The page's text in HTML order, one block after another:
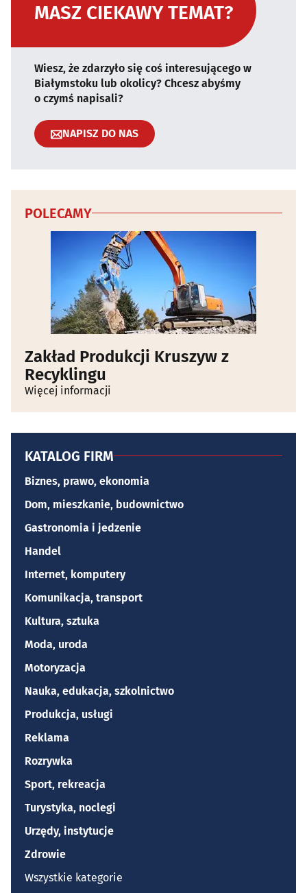
MASZ CIEKAWY TEMAT?
Wiesz, że zdarzyło się coś interesującego w
Białymstoku lub okolicy? Chcesz abyśmy
o czymś napisali?
NAPISZ DO NAS
POLECAMY
Zakład Produkcji Kruszyw z
Recyklingu
Więcej informacji
KATALOG FIRM
Biznes, prawo, ekonomia
Dom, mieszkanie, budownictwo
Gastronomia i jedzenie
Handel
Internet, komputery
Komunikacja, transport
Kultura, sztuka
Moda, uroda
Motoryzacja
Nauka, edukacja, szkolnictwo
Produkcja, usługi
Reklama
Rozrywka
Sport, rekreacja
Turystyka, noclegi
Urzędy, instytucje
Zdrowie
Wszystkie kategorie